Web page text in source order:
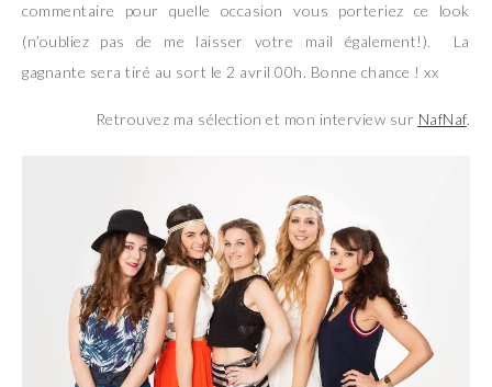
commentaire pour quelle occasion vous porteriez ce look
(n’oubliez pas de me laisser votre mail également!). La
gagnante sera tiré au sort le 2 avril 00h. Bonne chance ! xx
Retrouvez ma sélection et mon interview sur NafNaf.